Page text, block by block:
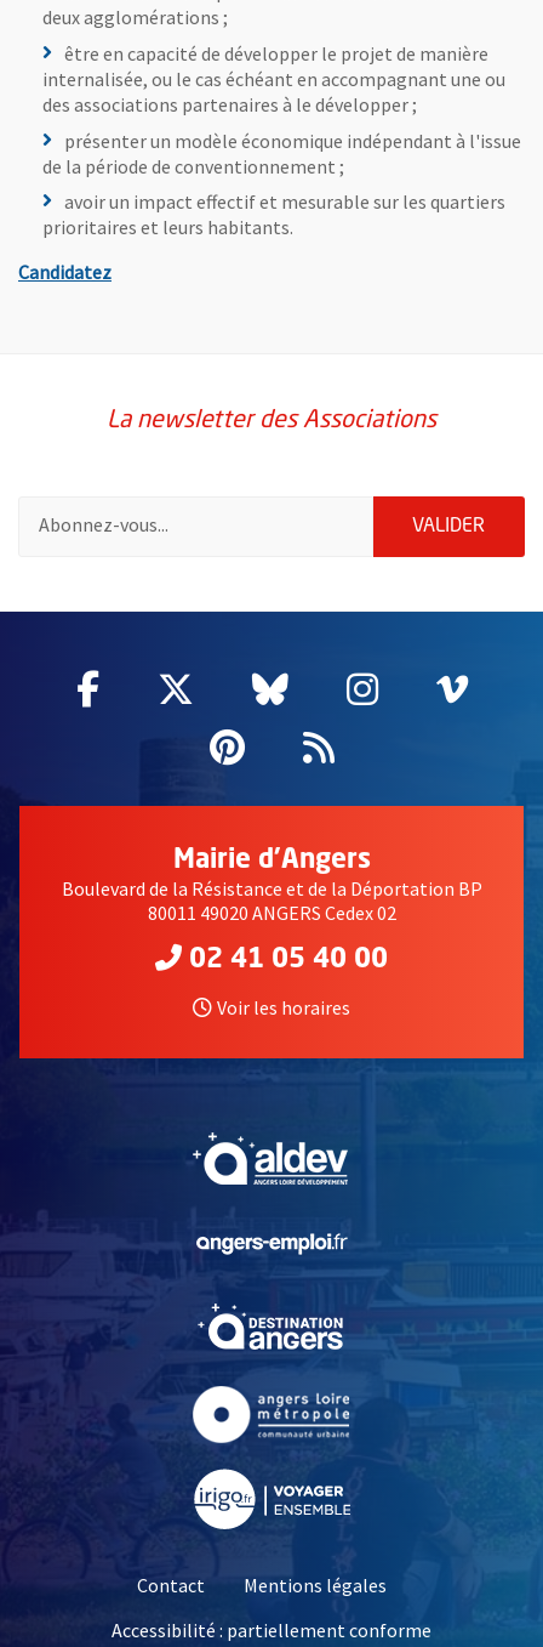
deux agglomérations ;
être en capacité de développer le projet de manière
internalisée, ou le cas échéant en accompagnant une ou
des associations partenaires à le développer ;
présenter un modèle économique indépendant à l'issue
de la période de conventionnement ;
avoir un impact effectif et mesurable sur les quartiers
prioritaires et leurs habitants.
Candidatez, Ouvre une nouvelle fenêtre
La newsletter des Associations
VALIDER
Facebook
, Ouvre une nouvelle fenêtre
Twitter
, Ouvre une nouvelle
Bluesky
, Ouvre une
Instagram
, Ouvre
,
Pinterest
, Ouvre une
Flux RSS
Mairie d'Angers
Boulevard de la Résistance et de la Déportation BP
80011 49020 ANGERS Cedex 02
02 41 05 40 00
Voir les horaires
, Ouvre une nouvelle
, Ouvre une nouvelle
Contact
Mentions légales
Accessibilité : partiellement conforme